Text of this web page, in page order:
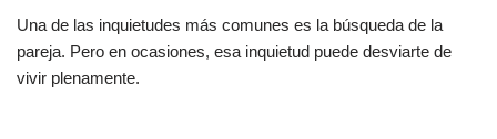
Una de las inquietudes más comunes es la búsqueda de la
pareja. Pero en ocasiones, esa inquietud puede desviarte de
vivir plenamente.